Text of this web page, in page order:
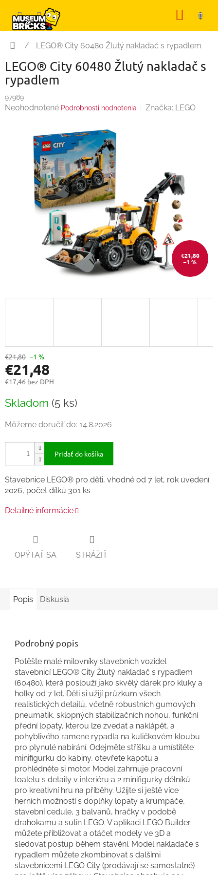
obsah
Domov
/ LEGO® City 60480 Žlutý nakladač s rypadlem
LEGO® City 60480 Žlutý nakladač s
rypadlem
97989
Priemerné
hviezdičiek.
Neohodnotené Podrobnosti hodnotenia Značka: LEGO
€21,80
–1 %
€21,80 –1 %
€21,48
€17,46 bez DPH
cena:
Skladom (5 ks)
Môžeme doručiť do: 14.8.2026
Pridať do košíka
Stavebnice LEGO® pro děti, vhodné od 7 let, rok uvedení
2026, počet dílků 301 ks
Detailné informácie
OPÝTAŤ SA STRÁŽIŤ
Popis Diskusia
Podrobný popis
Potěšte malé milovníky stavebních vozidel
stavebnicí LEGO® City Žlutý nakladač s rypadlem
(60480), která poslouží jako skvělý dárek pro kluky a
holky od 7 let. Děti si užijí průzkum všech
realistických detailů, včetně robustních gumových
pneumatik, sklopných stabilizačních nohou, funkční
přední lopaty, kterou lze zvedat a naklápět, a
pohyblivého ramene rypadla na kuličkovém kloubu
pro plynulé nabírání. Odejměte stříšku a umístitěte
minifigurku do kabiny, otevřete kapotu a
prohlédněte si motor. Model zahrnuje pracovní
toaletu s detaily v interiéru a 2 minifigurky dělníků
pro kreativní hru na příběhy. Užijte si ještě více
herních možností s doplňky lopaty a krumpáče,
stavební cedule, 3 balvanů, hračky v podobě
drahokamu a sutin LEGO. V aplikaci LEGO Builder
můžete přibližovat a otáčet modely ve 3D a
sledovat postup během stavění. Model nakladače s
rypadlem můžete zkombinovat s dalšími
stavebnicemi LEGO City (prodávají se samostatně)